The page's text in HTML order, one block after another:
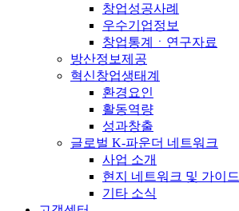
창업성공사례
우수기업정보
창업통계ㆍ연구자료
방산정보제공
혁신창업생태계
환경요인
활동역량
성과창출
글로벌 K-파운더 네트워크
사업 소개
현지 네트워크 및 가이드
기타 소식